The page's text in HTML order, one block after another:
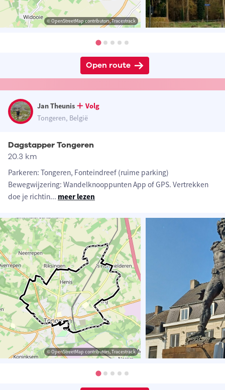
© OpenStreetMap contributors, Tracestrack
Open route
Jan Theunis
Volg
Tongeren, België
Dagstapper Tongeren
20.3 km
Parkeren: Tongeren, Fonteindreef (ruime parking)
Bewegwijzering: Wandelknooppunten App of GPS. Vertrekken
doe je richtin... meer lezen
© OpenStreetMap contributors, Tracestrack